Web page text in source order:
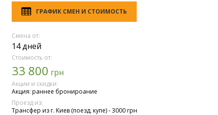
ГРАФИК СМЕН И СТОИМОСТЬ
Смена от:
14 дней
Стоимость от:
33 800 грн
Акции и скидки:
Акция: раннее бронироание
Проезд из:
Трансфер из г. Киев (поезд, купе) - 3000 грн